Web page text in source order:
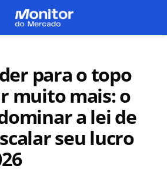
para o topo
muito mais: o
a lei de
seu lucro